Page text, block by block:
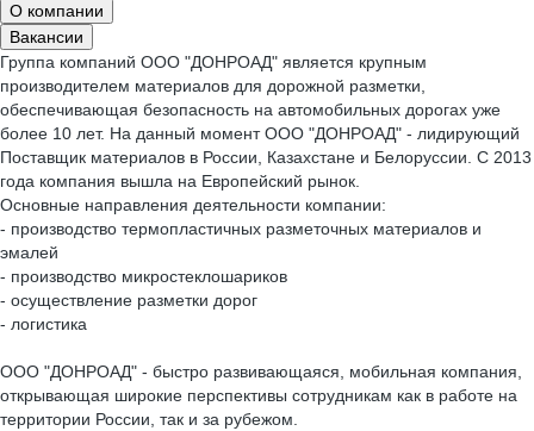
О компании
Вакансии
Группа компаний ООО "ДОНРОАД" является крупным
производителем материалов для дорожной разметки,
обеспечивающая безопасность на автомобильных дорогах уже
более 10 лет. На данный момент ООО "ДОНРОАД" - лидирующий
Поставщик материалов в России, Казахстане и Белоруссии. С 2013
года компания вышла на Европейский рынок.
Основные направления деятельности компании:
- производство термопластичных разметочных материалов и
эмалей
- производство микростеклошариков
- осуществление разметки дорог
- логистика
ООО "ДОНРОАД" - быстро развивающаяся, мобильная компания,
открывающая широкие перспективы сотрудникам как в работе на
территории России, так и за рубежом.